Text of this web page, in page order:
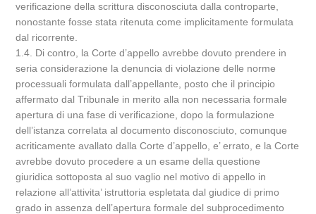
verificazione della scrittura disconosciuta dalla controparte,
nonostante fosse stata ritenuta come implicitamente formulata
dal ricorrente.
1.4. Di contro, la Corte d’appello avrebbe dovuto prendere in
seria considerazione la denuncia di violazione delle norme
processuali formulata dall’appellante, posto che il principio
affermato dal Tribunale in merito alla non necessaria formale
apertura di una fase di verificazione, dopo la formulazione
dell’istanza correlata al documento disconosciuto, comunque
acriticamente avallato dalla Corte d’appello, e’ errato, e la Corte
avrebbe dovuto procedere a un esame della questione
giuridica sottoposta al suo vaglio nel motivo di appello in
relazione all’attivita’ istruttoria espletata dal giudice di primo
grado in assenza dell’apertura formale del subprocedimento